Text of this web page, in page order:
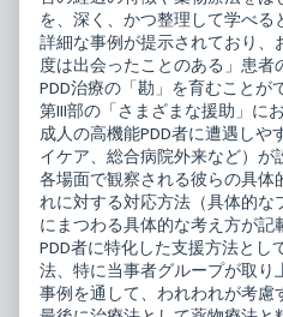
を、深く、かつ整理して学べ
詳細な事例が提示されており、
度は出会ったことのある」患
PDD治療の「勘」を育むことが
第III部の「さまざまな援助」に
成人の高機能PDD者に遭遇し
イケア、総合病院外来など）が
各場面で観察される彼らの具体
れに対する対応方法（具体的な
にまつわる具体的な考え方が
PDD者に特化した支援方法とし
法、特に当事者グループが取り
事例を通して、われわれが考慮